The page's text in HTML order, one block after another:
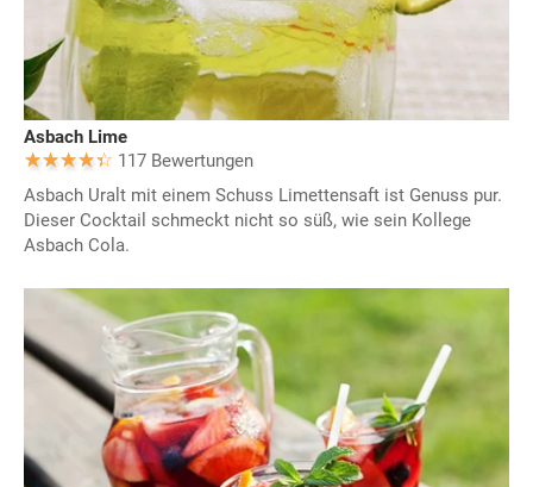
Asbach Lime
117 Bewertungen
Asbach Uralt mit einem Schuss Limettensaft ist Genuss pur.
Dieser Cocktail schmeckt nicht so süß, wie sein Kollege
Asbach Cola.